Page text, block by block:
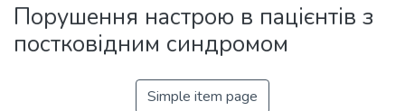
Statistics
Порушення настрою в пацієнтів з
постковідним синдромом
Simple item page